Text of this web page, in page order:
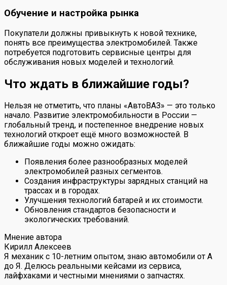
Обучение и настройка рынка
Покупатели должны привыкнуть к новой технике,
понять все преимущества электромобилей. Также
потребуется подготовить сервисные центры для
обслуживания новых моделей и технологий.
Что ждать в ближайшие годы?
Нельзя не отметить, что планы «АвтоВАЗ» — это только
начало. Развитие электромобильности в России —
глобальный тренд, и постепенное внедрение новых
технологий откроет ещё много возможностей. В
ближайшие годы можно ожидать:
Появления более разнообразных моделей
электромобилей разных сегментов.
Создания инфраструктуры зарядных станций на
трассах и в городах.
Улучшения технологий батарей и их стоимости.
Обновления стандартов безопасности и
экологических требований.
Мнение автора
Кирилл Алексеев
Я механик с 10-летним опытом, знаю автомобили от А
до Я. Делюсь реальными кейсами из сервиса,
лайфхаками и честными мнениями о запчастях.